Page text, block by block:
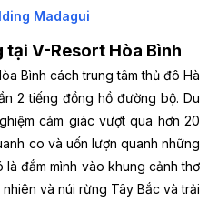
Madagui
V-Resort Hòa Bình
Bình cách trung tâm thủ đô Hà
2 tiếng đồng hồ đường bộ. Du
cảm giác vượt qua hơn 20
co và uốn lượn quanh những
đắm mình vào khung cảnh thơ
và núi rừng Tây Bắc và trải